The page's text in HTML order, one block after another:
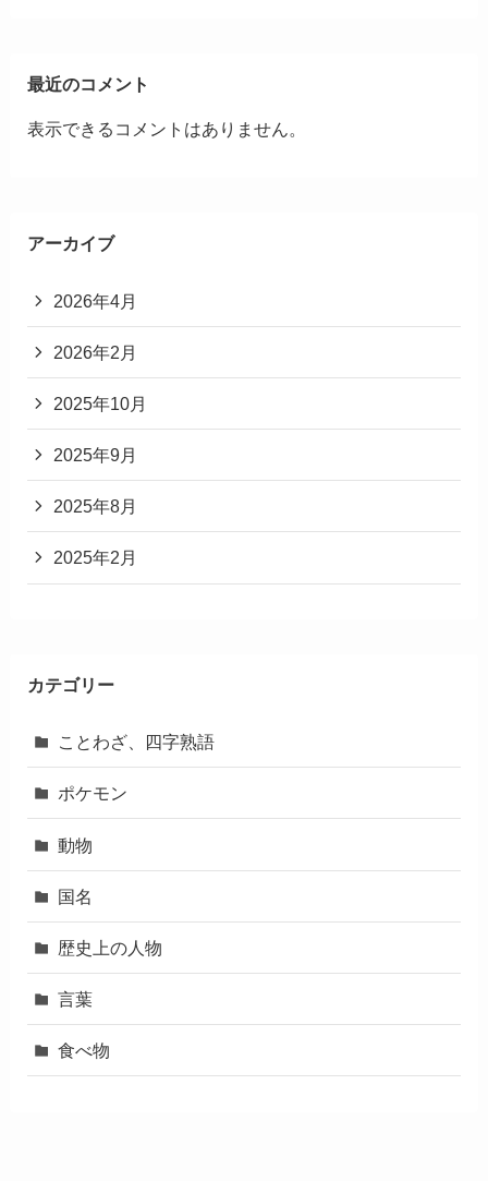
最近のコメント
表示できるコメントはありません。
アーカイブ
2026年4月
2026年2月
2025年10月
2025年9月
2025年8月
2025年2月
カテゴリー
ことわざ、四字熟語
ポケモン
動物
国名
歴史上の人物
言葉
食べ物